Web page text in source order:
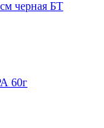
черная БТ
60г